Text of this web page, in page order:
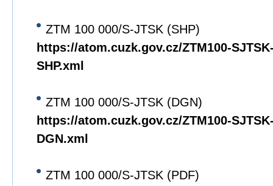
ZTM 100 000/S-JTSK (SHP)
https://atom.cuzk.gov.cz/ZTM100-
SHP.xml
ZTM 100 000/S-JTSK (DGN)
https://atom.cuzk.gov.cz/ZTM100-
DGN.xml
ZTM 100 000/S-JTSK (PDF)